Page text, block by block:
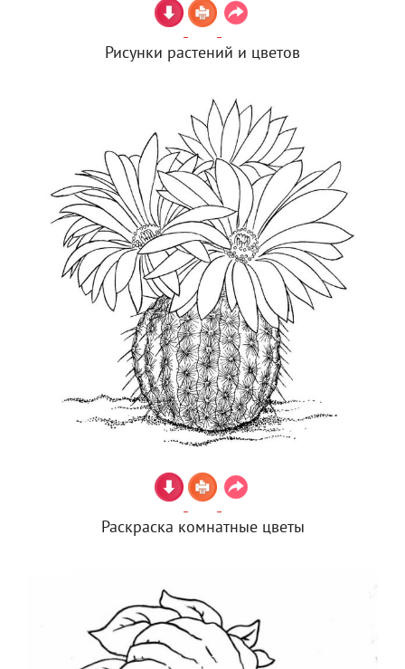
Рисунки растений и цветов
Раскраска комнатные цветы